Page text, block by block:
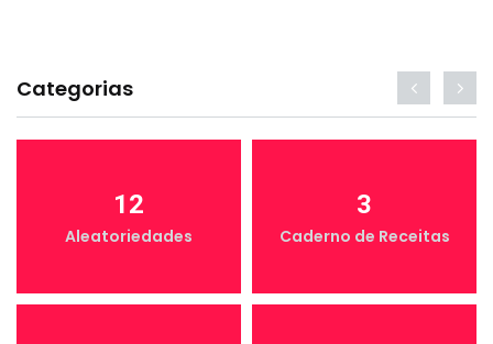
Categorias
12
Aleatoriedades
3
Caderno de Receitas